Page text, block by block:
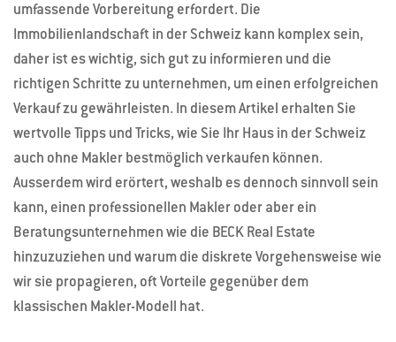
umfassende Vorbereitung erfordert. Die
Immobilienlandschaft in der Schweiz kann komplex sein,
daher ist es wichtig, sich gut zu informieren und die
richtigen Schritte zu unternehmen, um einen erfolgreichen
Verkauf zu gewährleisten. In diesem Artikel erhalten Sie
wertvolle Tipps und Tricks, wie Sie Ihr Haus in der Schweiz
auch ohne Makler bestmöglich verkaufen können.
Ausserdem wird erörtert, weshalb es dennoch sinnvoll sein
kann, einen professionellen Makler oder aber ein
Beratungsunternehmen wie die BECK Real Estate
hinzuzuziehen und warum die diskrete Vorgehensweise wie
wir sie propagieren, oft Vorteile gegenüber dem
klassischen Makler-Modell hat.